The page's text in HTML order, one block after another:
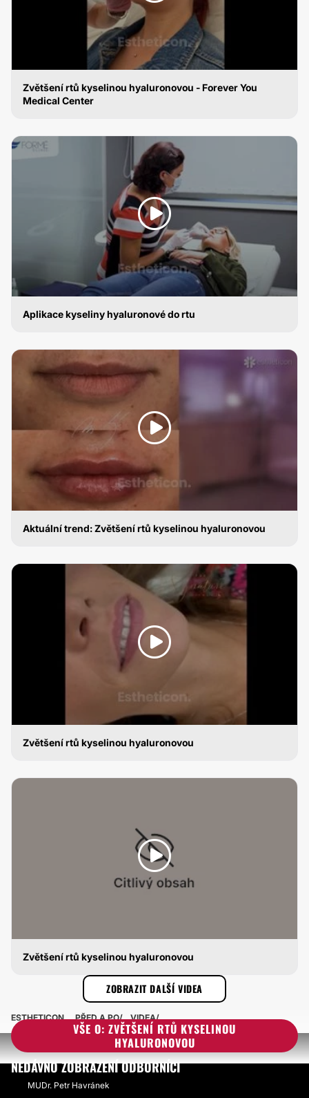
Zvětšení rtů kyselinou hyaluronovou - Forever You
Medical Center
Aplikace kyseliny hyaluronové do rtu
Aktuální trend: Zvětšení rtů kyselinou hyaluronovou
Zvětšení rtů kyselinou hyaluronovou
Zvětšení rtů kyselinou hyaluronovou
ZVĚTŠENÍ RTŮ KYSELINOU HYALURONOVOU
ZOBRAZIT DALŠÍ VIDEA
VŠE O: ZVĚTŠENÍ RTŮ KYSELINOU
HYALURONOVOU
ESTHETICON PŘED A PO VIDEA
NEDÁVNO ZOBRAZENÍ ODBORNÍCI
MUDr. Petr Havránek